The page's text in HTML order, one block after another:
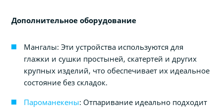
Дополнительное оборудование
Мангалы: Эти устройства используются для
глажки и сушки простыней, скатертей и других
крупных изделий, что обеспечивает их идеальное
состояние без складок.
Пароманекены: Отпаривание идеально подходит